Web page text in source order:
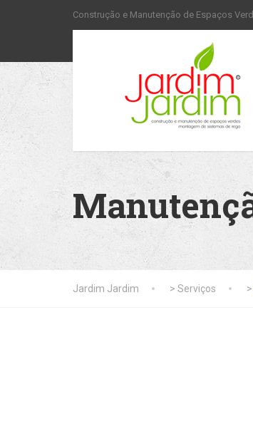
Construção e Manutenção de Espaços
Jardim Jardim > Serviços >